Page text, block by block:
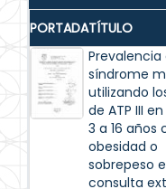
PORTADATÍTULO
Prevalencia
síndrome
utilizando
de ATP III
3 a 16 años
obesidad o
sobrepeso
consulta